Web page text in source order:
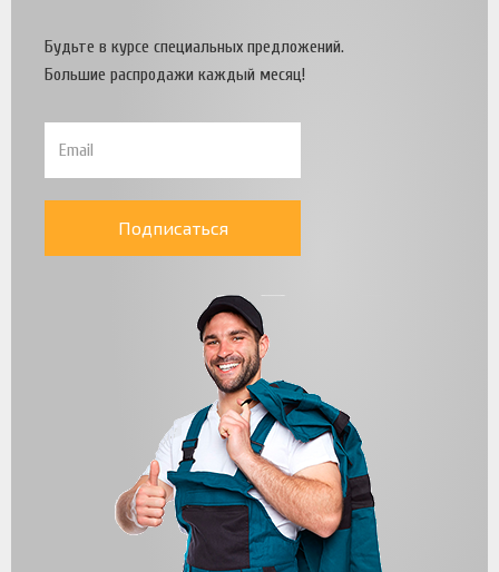
Будьте в курсе специальных предложений.
Большие распродажи каждый месяц!
Подписаться